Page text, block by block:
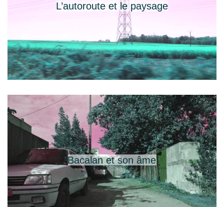
L’autoroute et le paysage
Bacalan et son âme